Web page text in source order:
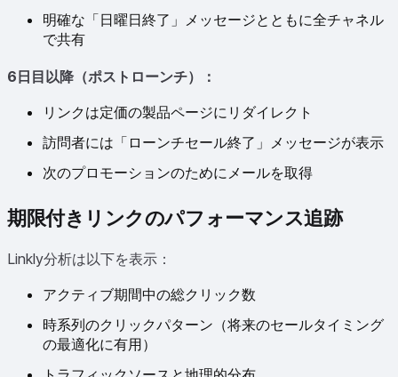
明確な「日曜日終了」メッセージとともに全チャネル
で共有
6日目以降（ポストローンチ）：
リンクは定価の製品ページにリダイレクト
訪問者には「ローンチセール終了」メッセージが表示
次のプロモーションのためにメールを取得
期限付きリンクのパフォーマンス追跡
Linkly分析は以下を表示：
アクティブ期間中の総クリック数
時系列のクリックパターン（将来のセールタイミング
の最適化に有用）